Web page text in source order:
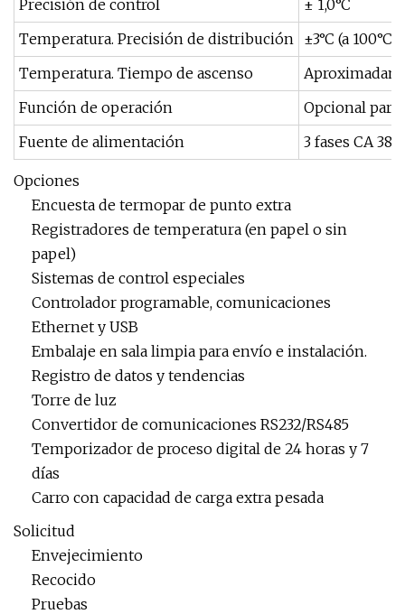
Precisión de control
± 1,0°C
Temperatura. Precisión de distribución ±3°C (a
Temperatura. Tiempo de ascenso
Función de operación
Opcional
Fuente de alimentación
3 fases CA
Opciones
Encuesta de termopar de punto extra
Registradores de temperatura (en papel o sin
papel)
Sistemas de control especiales
Controlador programable, comunicaciones
Ethernet y USB
Embalaje en sala limpia para envío e instalación.
Registro de datos y tendencias
Torre de luz
Convertidor de comunicaciones RS232/RS485
Temporizador de proceso digital de 24 horas y 7
días
Carro con capacidad de carga extra pesada
Solicitud
Envejecimiento
Recocido
Pruebas